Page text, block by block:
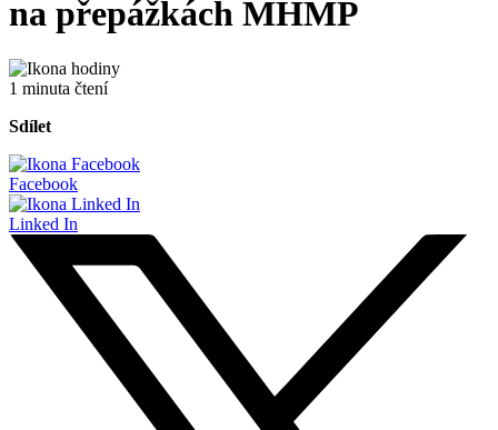
na přepážkách MHMP
1 minuta čtení
Sdílet
Facebook
Linked In